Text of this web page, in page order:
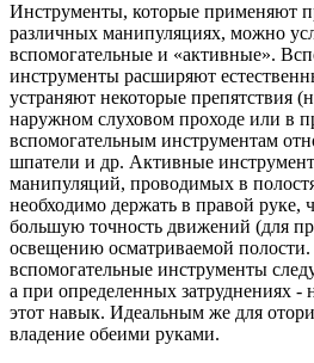
Инструменты, которые применяют
различных манипуляциях, можно
вспомогательные и «активные».
инструменты расширяют
устраняют некоторые препятствия
наружном слуховом проходе или в
вспомогательным инструментам
шпатели и др. Активные
манипуляций, проводимых в
необходимо держать в правой руке,
большую точность движений (для
освещению осматриваемой полости.
вспомогательные инструменты
а при определенных затруднениях -
этот навык. Идеальным же для
владение обеими руками.